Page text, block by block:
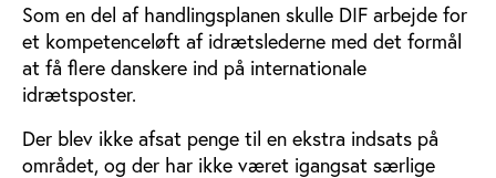
Som en del af handlingsplanen skulle DIF arbejde for
et kompetenceløft af idrætslederne med det formål
at få flere danskere ind på internationale
idrætsposter.
Der blev ikke afsat penge til en ekstra indsats på
området, og der har ikke været igangsat særlige